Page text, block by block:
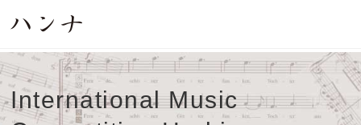
International Music